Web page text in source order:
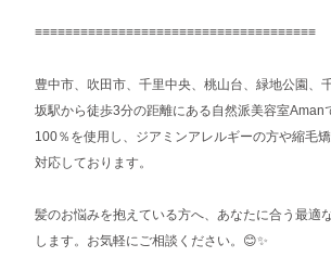
≡≡≡≡≡≡≡≡≡≡≡≡≡≡≡≡≡≡≡≡≡≡≡≡≡≡≡≡≡≡≡≡≡≡≡≡≡
豊中市、吹田市、千里中央、桃山台、緑地公園、
坂駅から徒歩3分の距離にある自然派美容室Aman
100％を使用し、ジアミンアレルギーの方や縮毛
対応しております。
髪のお悩みを抱えている方へ、あなたに合う最適
します。お気軽にご相談ください。😊✨